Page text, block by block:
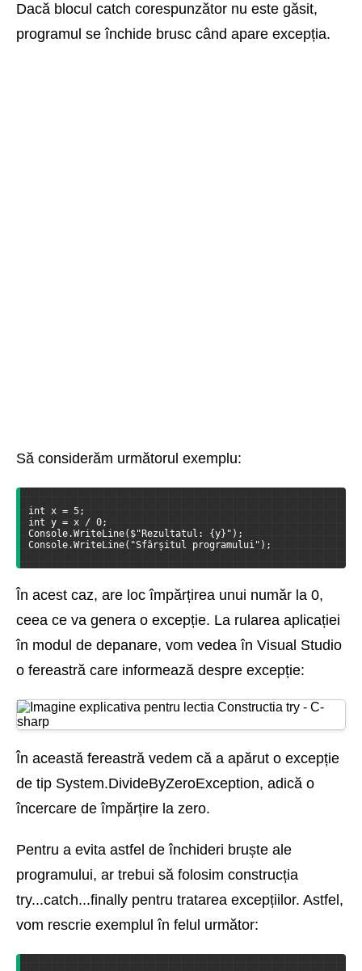
Dacă blocul catch corespunzător nu este găsit,
programul se închide brusc când apare excepția.
Să considerăm următorul exemplu:
int x = 5;
int y = x / 0;
Console.WriteLine($"Rezultatul: {y}");
Console.WriteLine("Sfârșitul programului");
În acest caz, are loc împărțirea unui număr la 0,
ceea ce va genera o excepție. La rularea aplicației
în modul de depanare, vom vedea în Visual Studio
o fereastră care informează despre excepție:
În această fereastră vedem că a apărut o excepție
de tip System.DivideByZeroException, adică o
încercare de împărțire la zero.
Pentru a evita astfel de închideri bruște ale
programului, ar trebui să folosim construcția
try...catch...finally pentru tratarea excepțiilor. Astfel,
vom rescrie exemplul în felul următor: